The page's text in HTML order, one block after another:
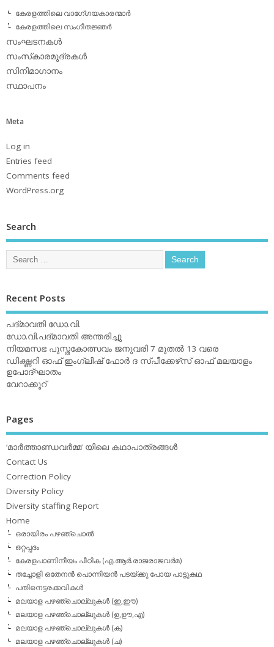
കേരളത്തിലെ വാഗേ്ഗയകാരന്മാര്‍
കേരളത്തിലെ സംഗീതജ്ഞര്‍
സംഘടനകള്‍
സംസ്‌കാരമുദ്രകള്‍
സിനിമാഗാനം
സ്ഥാപനം
Meta
Log in
Entries feed
Comments feed
WordPress.org
Search
Recent Posts
പദ്മാവതി ഡോ.വി.
ഡോ.വി.പദ്മാവതി അന്തരിച്ചു
നിയമസഭ പുസ്തകോത്സവം ജനുവരി 7 മുതല്‍ 13 വരെ
ഡിക്ഷ്ണറി ഓഫ് ഇംഗ്ലിഷ് ഫോര്‍ ദ സ്പീക്കേഴ്‌സ് ഓഫ് മലയാളം
ഉപോദ്ഘാതം
വേറാക്കൂറ്
Pages
‘മാര്‍ത്താണ്ഡവര്‍മ്മ’ യിലെ കഥാപാത്രങ്ങള്‍
Contact Us
Correction Policy
Diversity Policy
Diversity staffing Report
Home
ഒരായിരം പഴഞ്ചൊല്‍
ഒറ്റപ്പദം
കേരളപാണിനീയം പീഠിക (എ.ആര്‍.രാജരാജവര്‍മ)
തച്ചോളി ഒതേനൻ പൊന്നിയൻ പടയ്‌ക്കു പോയ പാട്ടുകഥ
പതിനെട്ടരക്കവികള്‍
മലയാള പഴഞ്ചൊല്ലുകള്‍ (ഇ,ഈ)
മലയാള പഴഞ്ചൊല്ലുകള്‍ (ഉ,ഊ,എ)
മലയാള പഴഞ്ചൊല്ലുകള്‍ (ക)
മലയാള പഴഞ്ചൊല്ലുകള്‍ (ച)